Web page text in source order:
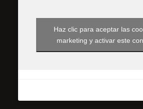
Haz clic para aceptar las
marketing y activar este